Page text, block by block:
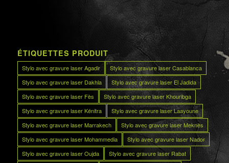
ÉTIQUETTES PRODUIT
Stylo avec gravure laser Agadir
Stylo avec gravure laser Casablanca
Stylo avec gravure laser Dakhla
Stylo avec gravure laser El Jadida
Stylo avec gravure laser Fès
Stylo avec gravure laser Khouribga
Stylo avec gravure laser Kénitra
Stylo avec gravure laser Laayoune
Stylo avec gravure laser Marrakech
Stylo avec gravure laser Meknès
Stylo avec gravure laser Mohammedia
Stylo avec gravure laser Nador
Stylo avec gravure laser Oujda
Stylo avec gravure laser Rabat